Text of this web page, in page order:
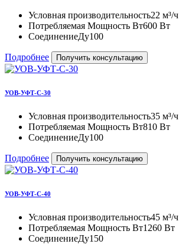
Условная производительность22 м³/ч
Потребляемая Мощность Вт600 Вт
СоединениеДу100
Подробнее Получить консультацию
УОВ-УФТ-С-30
Условная производительность35 м³/ч
Потребляемая Мощность Вт810 Вт
СоединениеДу100
Подробнее Получить консультацию
УОВ-УФТ-С-40
Условная производительность45 м³/ч
Потребляемая Мощность Вт1260 Вт
СоединениеДу150